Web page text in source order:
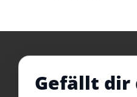
Gefällt dir